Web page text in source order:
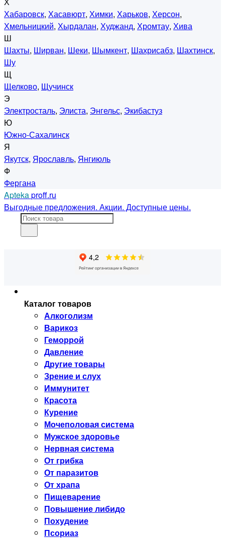
Хабаровск, Хасавюрт, Химки, Харьков, Херсон,
Хмельницкий, Хырдалан, Худжанд, Хромтау, Хива
Ш
Шахты, Ширван, Шеки, Шымкент, Шахрисабз, Шахтинск,
Шу
Щ
Щелково, Щучинск
Э
Электросталь, Элиста, Энгельс, Экибастуз
Ю
Южно-Сахалинск
Я
Якутск, Ярославль, Янгиюль
Ф
Фергана
Aptekaproff.ru
Выгодные предложения. Акции. Доступные цены.
Каталог товаров
Алкоголизм
Варикоз
Геморрой
Давление
Другие товары
Зрение и слух
Иммунитет
Красота
Курение
Мочеполовая система
Мужское здоровье
Нервная система
От грибка
От паразитов
От храпа
Пищеварение
Повышение либидо
Похудение
Псориаз